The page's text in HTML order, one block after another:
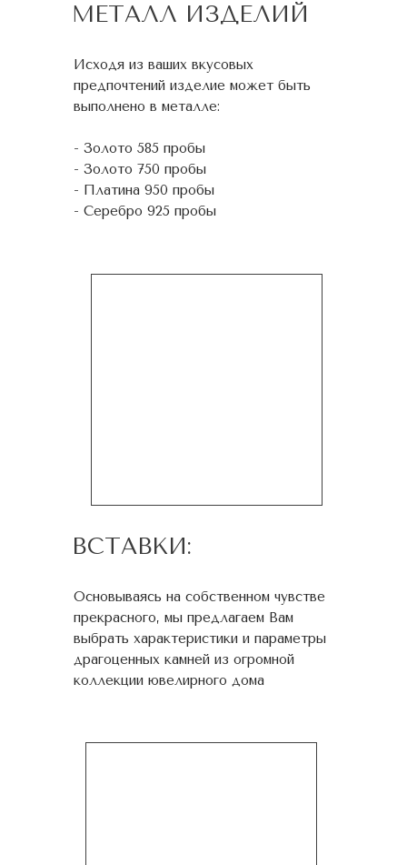
МЕТАЛЛ ИЗДЕЛИЙ
Исходя из ваших вкусовых
предпочтений изделие может быть
выполнено в металле:
- Золото 585 пробы
- Золото 750 пробы
- Платина 950 пробы
- Серебро 925 пробы
ВСТАВКИ:
Основываясь на собственном чувстве
прекрасного, мы предлагаем Вам
выбрать характеристики и параметры
драгоценных камней из огромной
коллекции ювелирного дома